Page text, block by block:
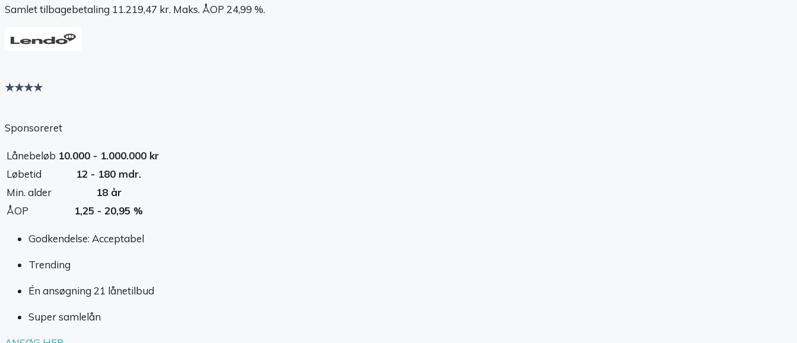
Samlet tilbagebetaling 11.219,47 kr. Maks. ÅOP 24,99 %.
★★★★
Sponsoreret
Lånebeløb 10.000 - 1.000.000 kr
Løbetid
12 - 180 mdr.
Min. alder
18 år
ÅOP
1,25 - 20,95 %
Godkendelse: Acceptabel
Trending
Én ansøgning 21 lånetilbud
Super samlelån